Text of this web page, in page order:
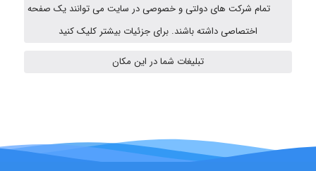
Arshiaaihsra
nima5534
تمام شرکت های دولتی و خصوصی در سایت می توانند یک صفحه
اختصاصی داشته باشند. برای جزئیات بیشتر کلیک کنید
تبلیغات شما در این مکان